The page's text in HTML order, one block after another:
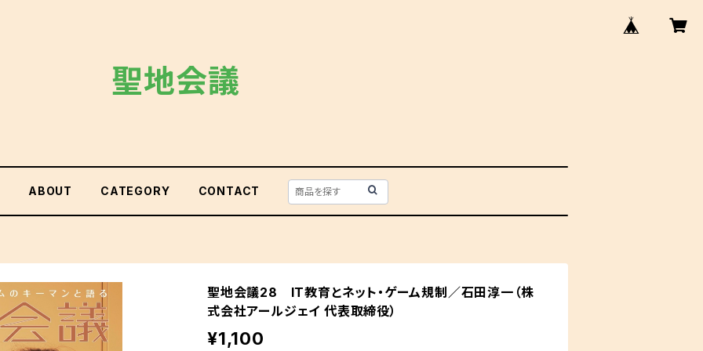
聖地会議
ABOUT CATEGORY CONTACT
聖地会議28 IT教育とネット・ゲーム規制／石田淳一（株
式会社アールジェイ 代表取締役）
¥1,100